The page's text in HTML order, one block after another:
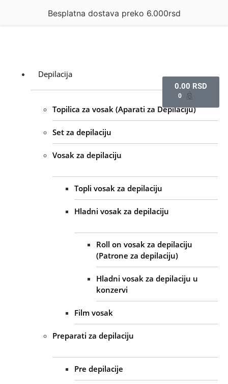
Besplatna dostava preko 6.000rsd
0.00 RSD
0
Depilacija
Topilica za vosak (Aparati za Depilaciju)
Set za depilaciju
Vosak za depilaciju
Topli vosak za depilaciju
Hladni vosak za depilaciju
Roll on vosak za depilaciju
(Patrone za depilaciju)
Hladni vosak za depilaciju u
konzervi
Film vosak
Preparati za depilaciju
Pre depilacije